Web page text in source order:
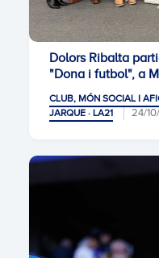
Dolors Ribalta
"Dona i futbol", a
CLUB, MÓN SOCIAL I
JARQUE · LA21
24/